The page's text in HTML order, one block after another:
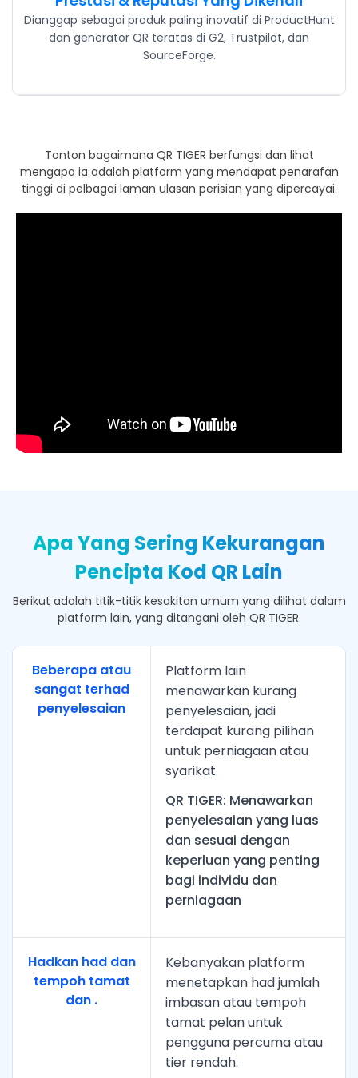
Dianggap sebagai produk paling inovatif di ProductHunt
dan generator QR teratas di G2, Trustpilot, dan
SourceForge.
Tonton bagaimana QR TIGER berfungsi dan lihat
mengapa ia adalah platform yang mendapat penarafan
tinggi di pelbagai laman ulasan perisian yang dipercayai.
Apa Yang Sering Kekurangan
Pencipta Kod QR Lain
Berikut adalah titik-titik kesakitan umum yang dilihat dalam
platform lain, yang ditangani oleh QR TIGER.
Beberapa atau
sangat terhad
penyelesaian
Platform lain
menawarkan kurang
penyelesaian, jadi
terdapat kurang pilihan
untuk perniagaan atau
syarikat.
QR TIGER: Menawarkan
penyelesaian yang luas
dan sesuai dengan
keperluan yang penting
bagi individu dan
perniagaan
Hadkan had dan
tempoh tamat
dan .
Kebanyakan platform
menetapkan had jumlah
imbasan atau tempoh
tamat pelan untuk
pengguna percuma atau
tier rendah.